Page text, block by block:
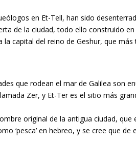
en Et-Tell, han sido
de la ciudad, todo ello construido en
capital del reino de Geshur, que
que rodean el mar de Galilea son
Zer, y Et-Ter es el sitio más
original de la antigua ciudad, que
‘pesca’ en hebreo, y se cree que